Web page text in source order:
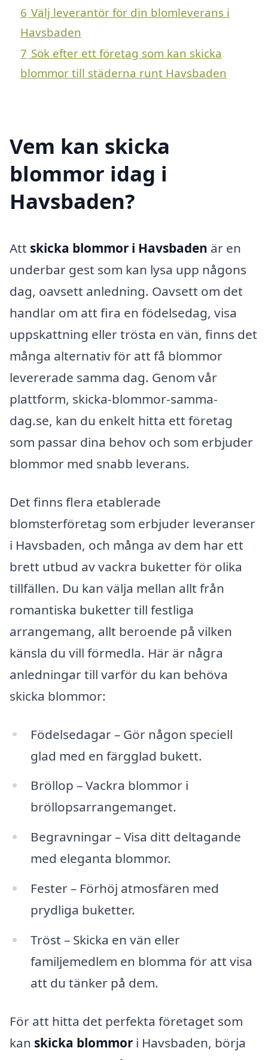
6 Välj leverantör för din blomleverans i
Havsbaden
7 Sök efter ett företag som kan skicka
blommor till städerna runt Havsbaden
Vem kan skicka
blommor idag i
Havsbaden?
Att skicka blommor i Havsbaden är en
underbar gest som kan lysa upp någons
dag, oavsett anledning. Oavsett om det
handlar om att fira en födelsedag, visa
uppskattning eller trösta en vän, finns det
många alternativ för att få blommor
levererade samma dag. Genom vår
plattform, skicka-blommor-samma-
dag.se, kan du enkelt hitta ett företag
som passar dina behov och som erbjuder
blommor med snabb leverans.
Det finns flera etablerade
blomsterföretag som erbjuder leveranser
i Havsbaden, och många av dem har ett
brett utbud av vackra buketter för olika
tillfällen. Du kan välja mellan allt från
romantiska buketter till festliga
arrangemang, allt beroende på vilken
känsla du vill förmedla. Här är några
anledningar till varför du kan behöva
skicka blommor:
Födelsedagar – Gör någon speciell
glad med en färgglad bukett.
Bröllop – Vackra blommor i
bröllopsarrangemanget.
Begravningar – Visa ditt deltagande
med eleganta blommor.
Fester – Förhöj atmosfären med
prydliga buketter.
Tröst – Skicka en vän eller
familjemedlem en blomma för att visa
att du tänker på dem.
För att hitta det perfekta företaget som
kan skicka blommor i Havsbaden, börja